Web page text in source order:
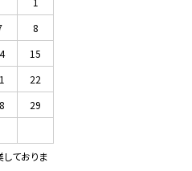
8
15
22
29
ておりま